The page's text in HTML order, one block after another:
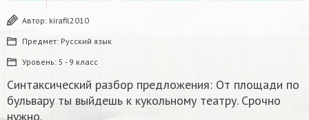
Автор: kirafil2010
Предмет: Русский язык
Уровень: 5 - 9 класс
Синтаксический разбор предложения: От площади по
бульвару ты выйдешь к кукольному театру. Срочно
нужно.